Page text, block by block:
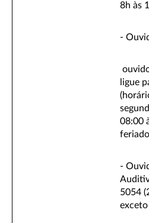
8h às
-
ligue
08:00
-
5054